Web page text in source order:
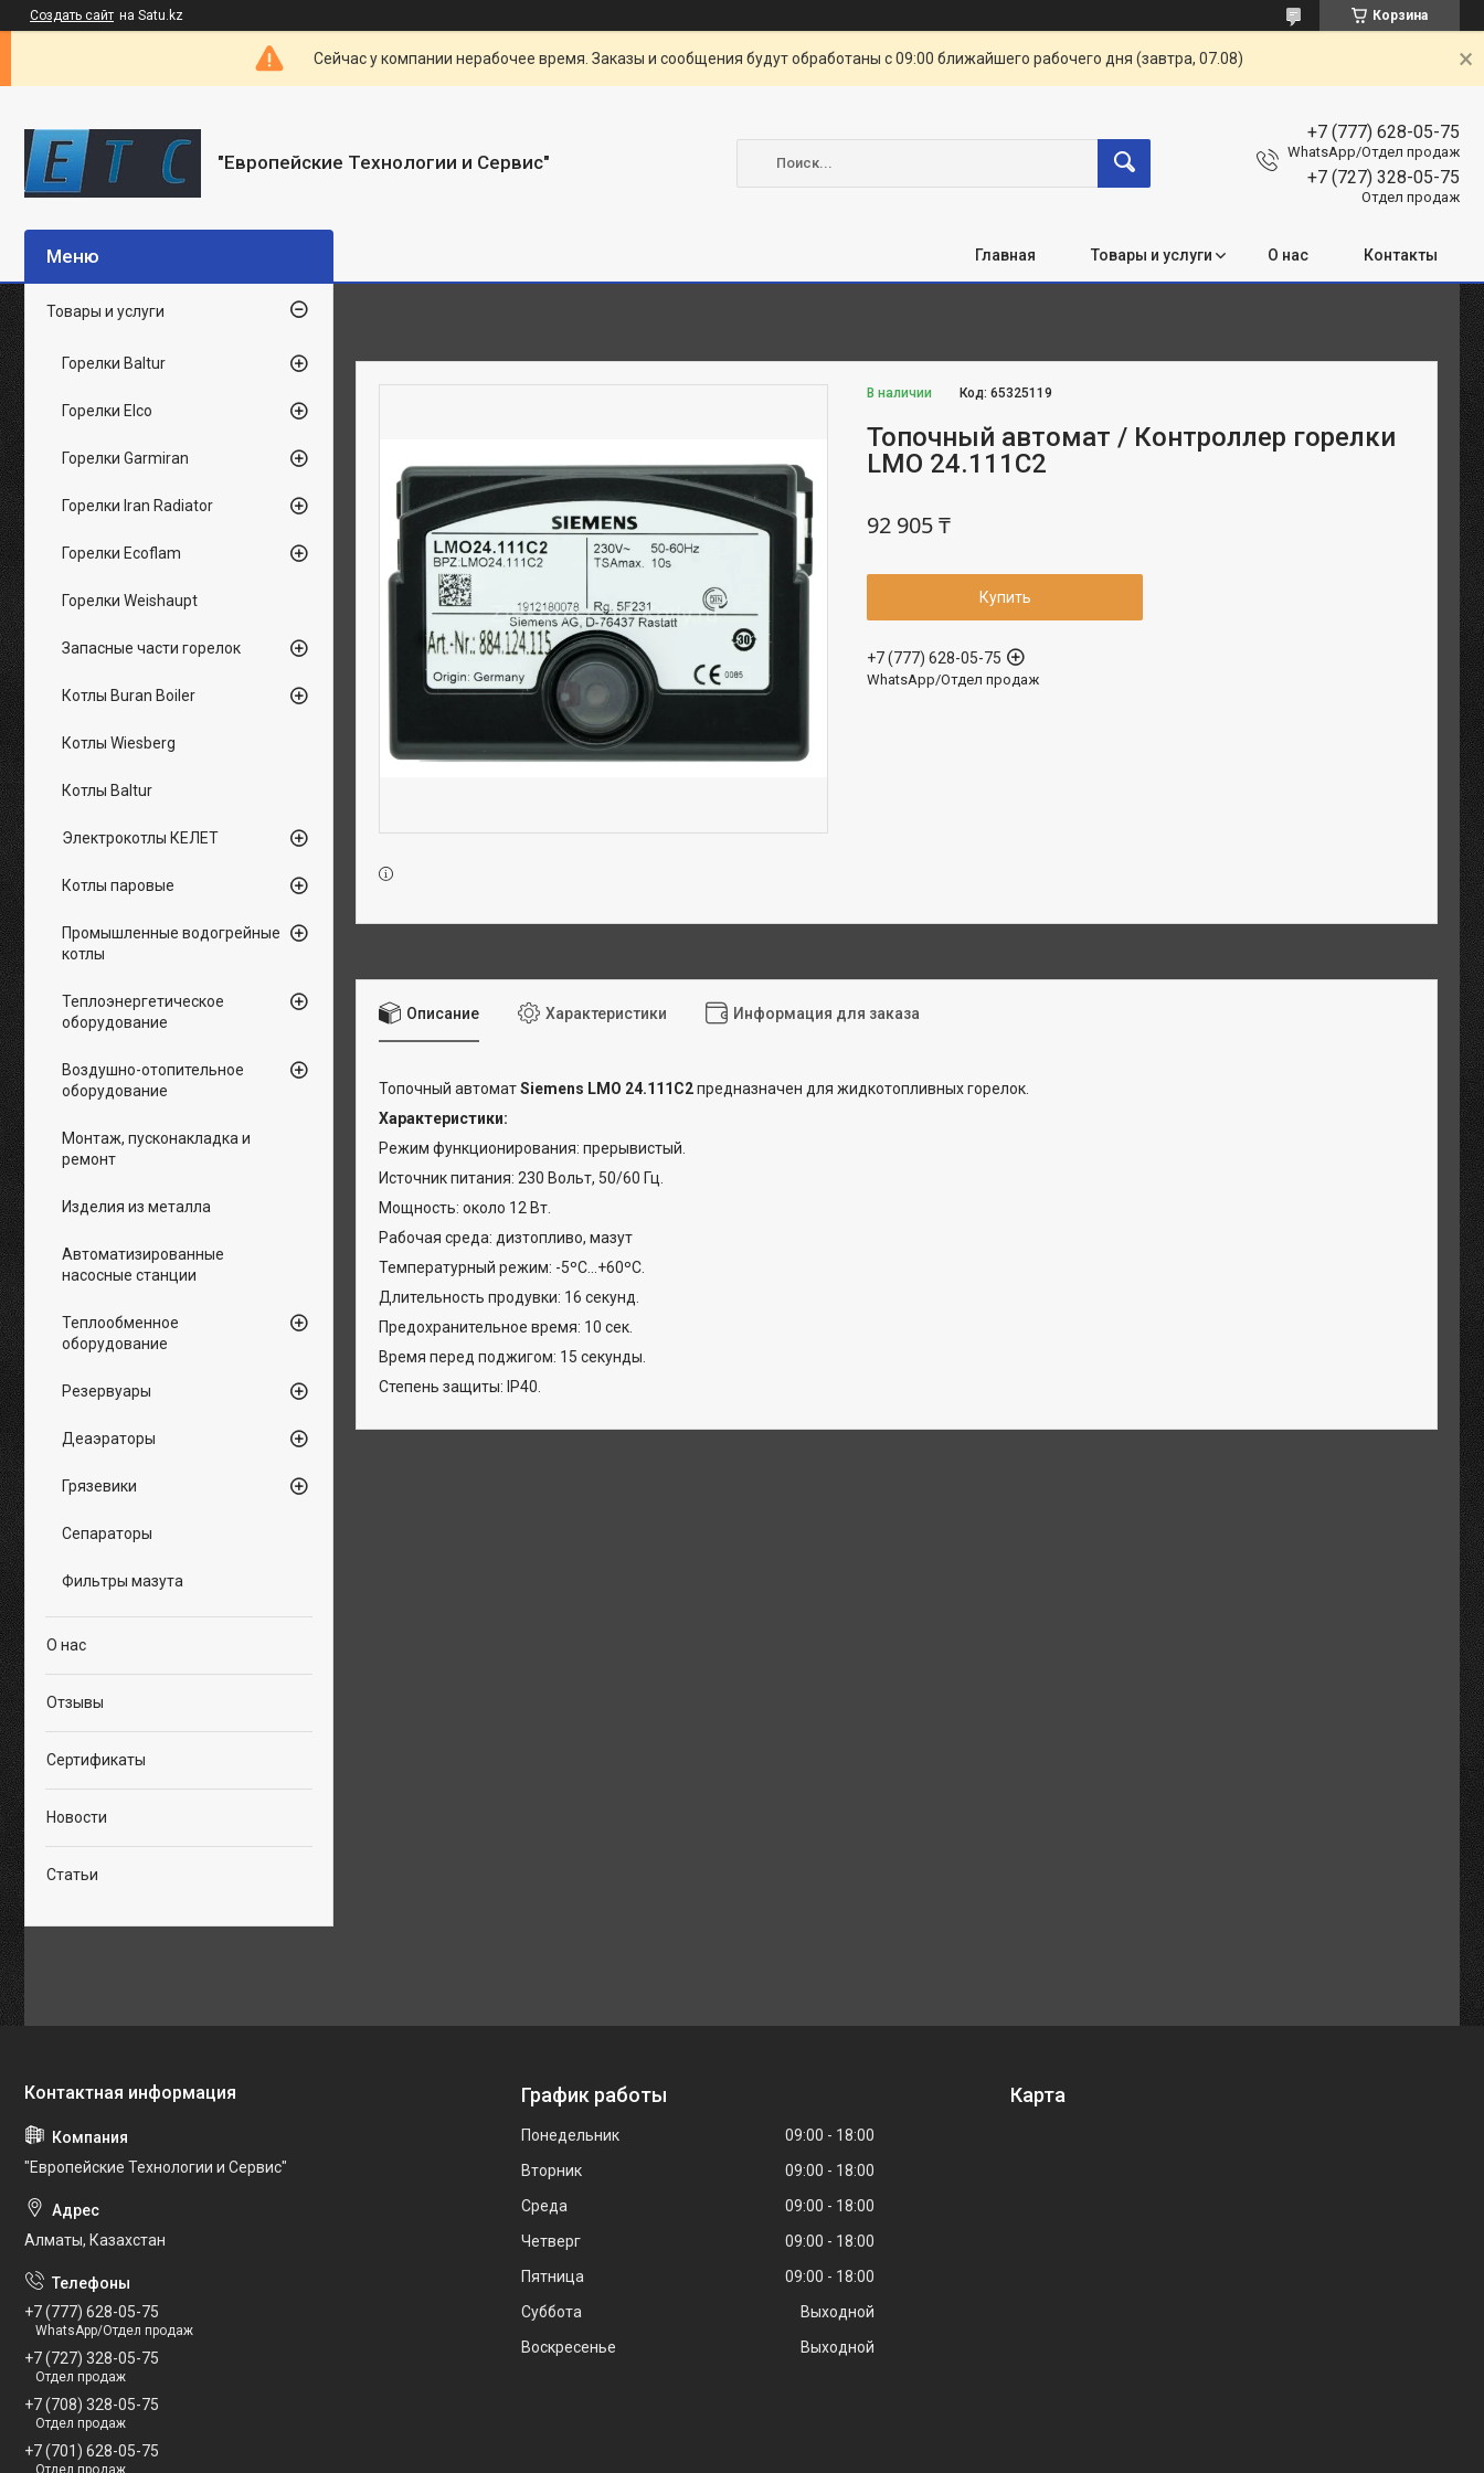
Создать сайт на Satu.kz Корзина
Сейчас у компании нерабочее время. Заказы и сообщения будут обработаны с 09:00 ближайшего рабочего дня (завтра, 07.08)
"Европейские Технологии и Сервис"
+7 (777) 628-05-75
WhatsApp/Отдел продаж
+7 (727) 328-05-75
Отдел продаж
Главная Товары и услуги О нас Контакты
В наличии Код:65325119
Топочный автомат / Контроллер горелки
LMO 24.111C2
92 905 ₸
Купить
+7 (777) 628-05-75
WhatsApp/Отдел продаж
Описание Характеристики Информация для заказа
Топочный автоматSiemens LMO 24.111C2предназначен для жидкотопливных горелок.
Характеристики:
Режим функционирования: прерывистый.
Источник питания: 230 Вольт, 50/60 Гц.
Мощность: около 12 Вт.
Рабочая среда: дизтопливо, мазут
Температурный режим: -5ºC...+60ºC.
Длительность продувки: 16 секунд.
Предохранительное время: 10 сек.
Время перед поджигом: 15 секунды.
Степень защиты: IP40.
Товары и услуги
Горелки Baltur
Горелки Elco
Горелки Garmiran
Горелки Iran Radiator
Горелки Ecoflam
Горелки Weishaupt
Запасные части горелок
Котлы Buran Boiler
Котлы Wiesberg
Котлы Baltur
Электрокотлы КЕЛЕТ
Котлы паровые
Промышленные водогрейные
котлы
Теплоэнергетическое
оборудование
Воздушно-отопительное
оборудование
Монтаж, пусконакладка и
ремонт
Изделия из металла
Автоматизированные
насосные станции
Теплообменное
оборудование
Резервуары
Деаэраторы
Грязевики
Сепараторы
Фильтры мазута
О нас
Отзывы
Сертификаты
Новости
Статьи
"Европейские Технологии и Сервис"
Алматы, Казахстан
+7 (777) 628-05-75
WhatsApp/Отдел продаж
+7 (727) 328-05-75
Отдел продаж
+7 (708) 328-05-75
Отдел продаж
+7 (701) 628-05-75
Отдел продаж
График работы
Понедельник 09:00
18:00
Вторник
09:00
18:00
Среда
09:00
18:00
Четверг
09:00
18:00
Пятница
09:00
18:00
Суббота
Выходной
Воскресенье
Выходной
Карта